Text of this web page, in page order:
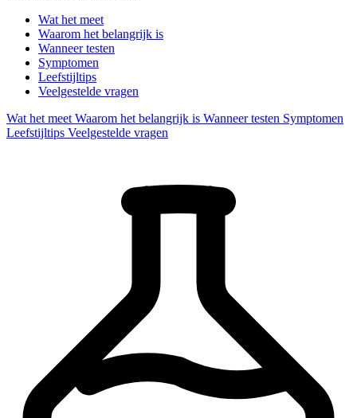
Wat het meet
Waarom het belangrijk is
Wanneer testen
Symptomen
Leefstijltips
Veelgestelde vragen
Wat het meet Waarom het belangrijk is Wanneer testen Symptomen
Leefstijltips Veelgestelde vragen